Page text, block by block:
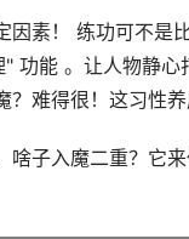
因素！ 练功可不是
" 功能 。让人物静
？难得很！这习性
啥子入魔二重？它